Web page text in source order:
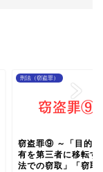
刑法（窃盗罪）
窃盗罪⑨ ～「目的物
有を第三者に移転す
法での窃取」「窃取